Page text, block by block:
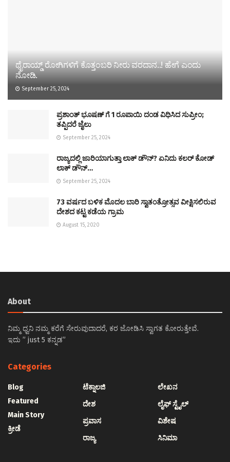
ಥೈರಾಯ್ಡ್ ರೋಗಿಗಳಿಗೆ ಕೊತ್ತಂಬರಿ ನೀರು ವರದಾನ..! ಹೇಗೆ ಎಂದು
ನೋಡಿ.
September 25, 2024
ಪ್ರಶಾಂತ್ ಭೂಷಣ್ ಗೆ 1 ರೂಪಾಯಿ ದಂಡ ವಿಧಿಸಿದ ಸುಪ್ರೀಂ;
ತಪ್ಪಿದರೆ ಜೈಲು
September 25, 2024
ರಾಜ್ಯದಲ್ಲಿ ಜಾರಿಯಾಗುತ್ತಾ ಲಾಕ್ ಡೌನ್? ಏನಿದು ಕಲರ್ ಕೋಡ್
ಲಾಕ್ ಡೌನ್…
September 25, 2024
73 ವರ್ಷದ ಬಳಿಕ ಮೊದಲ ಬಾರಿ ಸ್ವಾತಂತ್ರೋತ್ಸವ ವೀಕ್ಷಿಸಲಿರುವ
ದೇಶದ ಕಟ್ಟ ಕಡೆಯ ಗ್ರಾಮ
August 15, 2020
About
ನಿಮ್ಮ ಧ್ವನಿ ನಮ್ಮ ಕರೆಗೆ ಸೇರುವುದಾದರೆ, ಕರ ಜೋಡಿಸಿ ಸ್ವಾಗತ ಕೋರುತ್ತೇವೆ.
ಇದು ” just 5 ಕನ್ನಡ”
Categories
Blog
Featured
Main Story
ಕ್ರೀಡೆ
ಟೆಕ್ನಾಲಜಿ
ದೇಶ
ಪ್ರವಾಸ
ರಾಜ್ಯ
ಲೇಖನ
ಲೈಫ್ ಸ್ಟೈಲ್
ವಿಶೇಷ
ಸಿನಿಮಾ